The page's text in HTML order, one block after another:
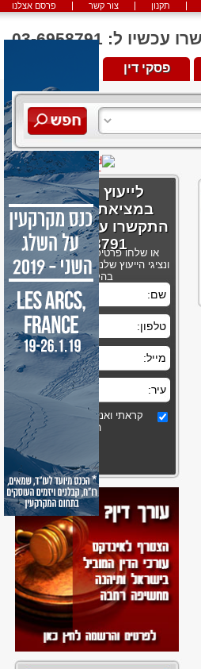
פרסם אצלנו צור קשר תקנון
ל: 03-6958791
פסקי דין
לייעוץ והכוונה
במציאת עורך דין
התקשרו עכשיו ל: 03-
6958791
או שלחו פרטיכם בטופס הבא
ונציגי הייעוץ שלנו ייצרו עמכם קשר
בהקדם
קראתי ואני מסכים לתקנון
האתר